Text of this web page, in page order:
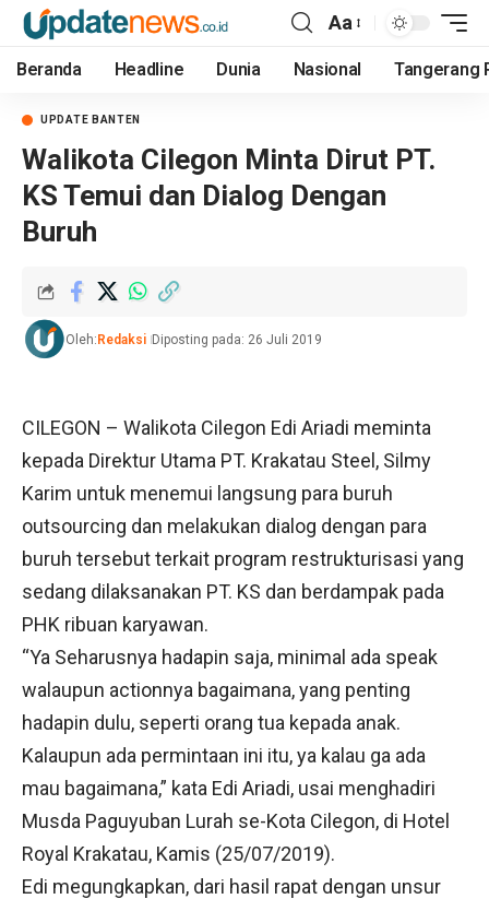
Aa
Beranda Headline Dunia Nasional Tangerang
UPDATE BANTEN
Walikota Cilegon Minta Dirut PT.
KS Temui dan Dialog Dengan
Buruh
Oleh: Redaksi Diposting pada: 26 Juli 2019
CILEGON – Walikota Cilegon Edi Ariadi meminta
kepada Direktur Utama PT. Krakatau Steel, Silmy
Karim untuk menemui langsung para buruh
outsourcing dan melakukan dialog dengan para
buruh tersebut terkait program restrukturisasi yang
sedang dilaksanakan PT. KS dan berdampak pada
PHK ribuan karyawan.
“Ya Seharusnya hadapin saja, minimal ada speak
walaupun actionnya bagaimana, yang penting
hadapin dulu, seperti orang tua kepada anak.
Kalaupun ada permintaan ini itu, ya kalau ga ada
mau bagaimana,” kata Edi Ariadi, usai menghadiri
Musda Paguyuban Lurah se-Kota Cilegon, di Hotel
Royal Krakatau, Kamis (25/07/2019).
Edi megungkapkan, dari hasil rapat dengan unsur